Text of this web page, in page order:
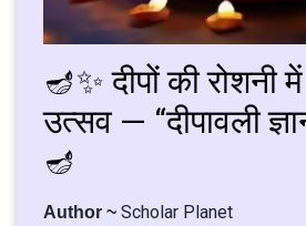
🪔✨ दीपों की रोशनी
उत्सव — “दीपावली
🪔
Author ~ Scholar Planet